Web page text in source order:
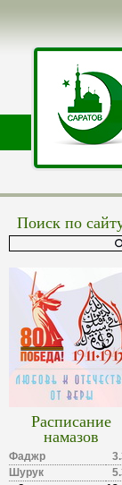
Поиск по
Расписание
намазов
Фаджр
Шурук